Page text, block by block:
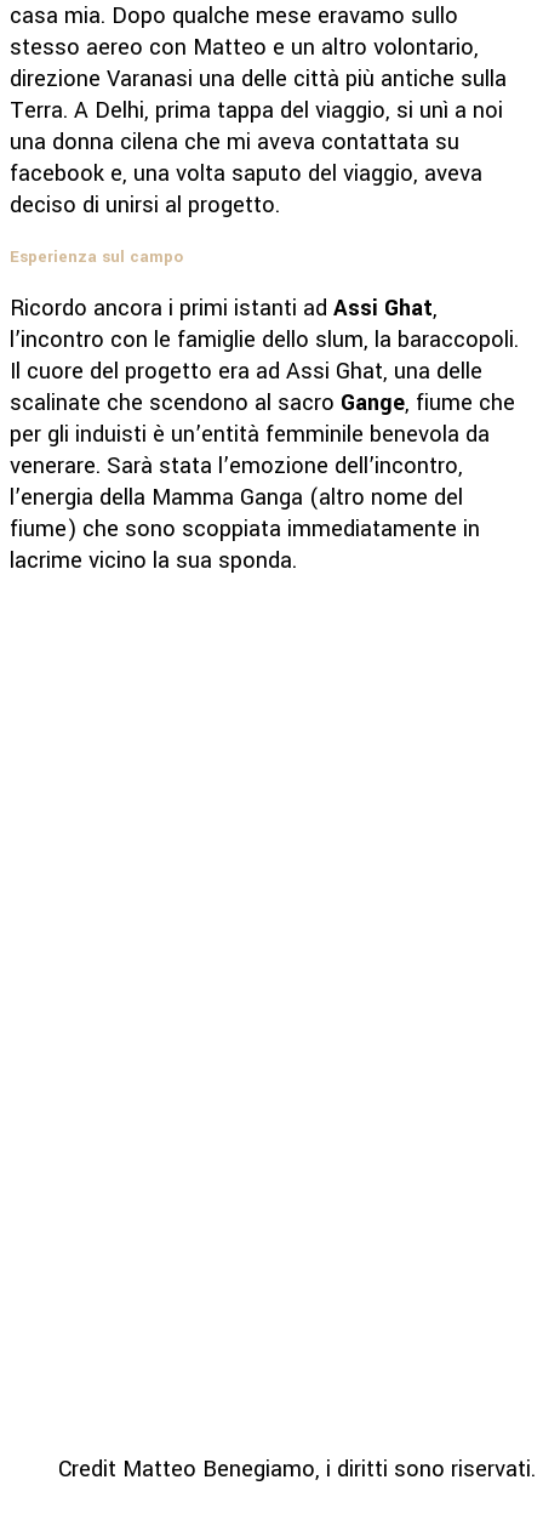
casa mia. Dopo qualche mese eravamo sullo
stesso aereo con Matteo e un altro volontario,
direzione Varanasi una delle città più antiche sulla
Terra. A Delhi, prima tappa del viaggio, si unì a noi
una donna cilena che mi aveva contattata su
facebook e, una volta saputo del viaggio, aveva
deciso di unirsi al progetto.
Esperienza sul campo
Ricordo ancora i primi istanti ad Assi Ghat,
l’incontro con le famiglie dello slum, la baraccopoli.
Il cuore del progetto era ad Assi Ghat, una delle
scalinate che scendono al sacro Gange, fiume che
per gli induisti è un’entità femminile benevola da
venerare. Sarà stata l’emozione dell’incontro,
l’energia della Mamma Ganga (altro nome del
fiume) che sono scoppiata immediatamente in
lacrime vicino la sua sponda.
Credit Matteo Benegiamo, i diritti sono riservati.